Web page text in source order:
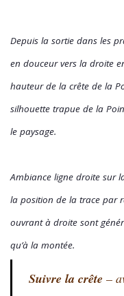
Depuis la sortie dans les
en douceur vers la droite
hauteur de la crête de la
silhouette trapue de la
le paysage.
Ambiance ligne droite sur
la position de la trace par
ouvrant à droite sont
qu’à la montée.
Suivre la crête –